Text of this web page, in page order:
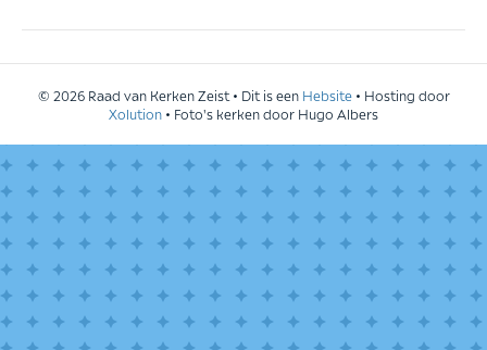
© 2026 Raad van Kerken Zeist • Dit is een Hebsite• Hosting door
Xolution • Foto's kerken door Hugo Albers